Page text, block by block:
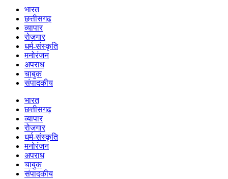
भारत
छत्तीसगढ़
व्यापार
रोजगार
धर्म-संस्कृति
मनोरंजन
अपराध
चाबुक
संपादकीय
भारत
छत्तीसगढ़
व्यापार
रोजगार
धर्म-संस्कृति
मनोरंजन
अपराध
चाबुक
संपादकीय